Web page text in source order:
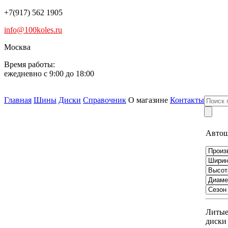
+7(917) 562 1905
info@100koles.ru
Москва
Время работы:
ежедневно с 9:00 до 18:00
Главная Шины Диски Справочник О магазине Контакты
Литые
диски